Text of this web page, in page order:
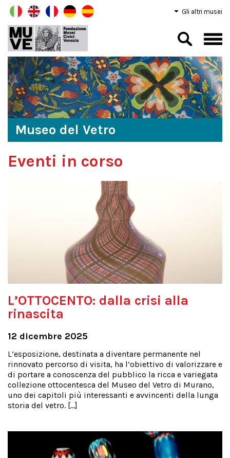
Gli altri musei
Museo del Vetro
Eventi in corso
L’OTTOCENTO: dalla crisi alla
rinascita
12 dicembre 2025
L’esposizione, destinata a diventare permanente nel
rinnovato percorso di visita, ha l’obiettivo di valorizzare e
di portare a conoscenza del pubblico la ricca e variegata
collezione ottocentesca del Museo del Vetro di Murano,
uno dei capitoli più interessanti e avvincenti della lunga
storia del vetro. […]